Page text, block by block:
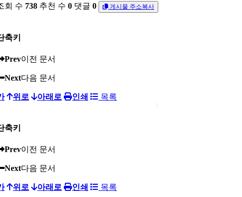
회 수 738 추천 수 0 댓글 0 게시물 주소복사
축키
Prev이전 문서
Next다음 문서
위로 아래로 인쇄 목록
축키
Prev이전 문서
Next다음 문서
위로 아래로 인쇄 목록